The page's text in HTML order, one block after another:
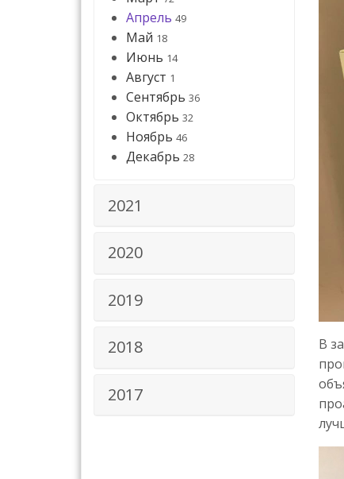
Апрель 49
Май 18
Июнь 14
Август 1
Сентябрь 36
Октябрь 32
Ноябрь 46
Декабрь 28
2021
2020
2019
2018
2017
В